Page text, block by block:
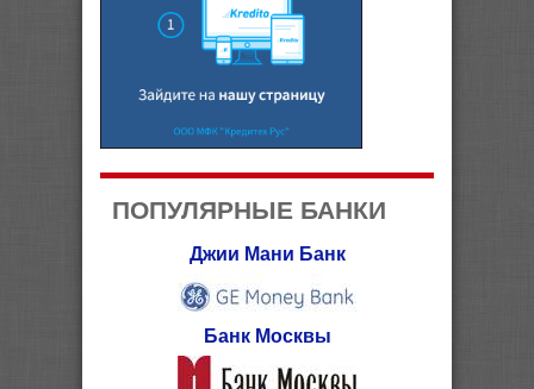
ПОПУЛЯРНЫЕ БАНКИ
Джии Мани Банк
Банк Москвы